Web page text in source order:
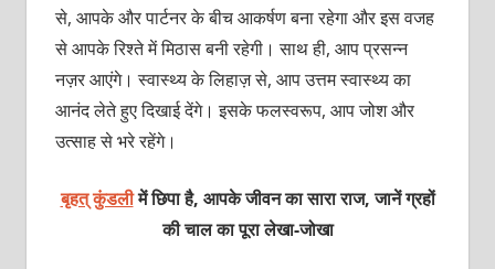
से, आपके और पार्टनर के बीच आकर्षण बना रहेगा और इस वजह
से आपके रिश्ते में मिठास बनी रहेगी। साथ ही, आप प्रसन्न
नज़र आएंगे। स्वास्थ्य के लिहाज़ से, आप उत्तम स्वास्थ्य का
आनंद लेते हुए दिखाई देंगे। इसके फलस्वरूप, आप जोश और
उत्साह से भरे रहेंगे।
बृहत् कुंडलीमें छिपा है, आपके जीवन का सारा राज, जानें ग्रहों
की चाल का पूरा लेखा-जोखा